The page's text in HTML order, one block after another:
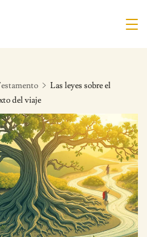
Las leyes sobre el
del viaje